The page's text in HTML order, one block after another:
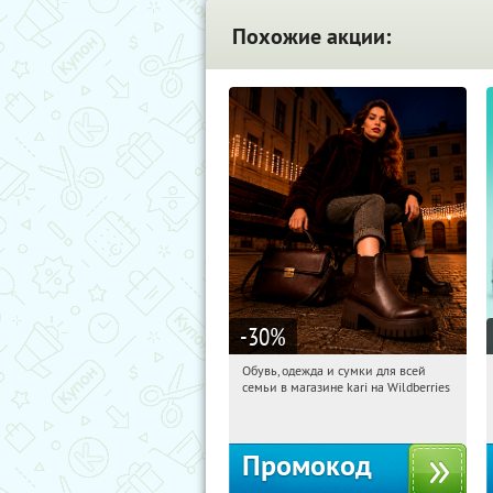
Похожие акции:
-30%
05:20:52 Получили:
Обувь, одежда и сумки для всей
семьи в магазине kari на Wildberries
Промокод